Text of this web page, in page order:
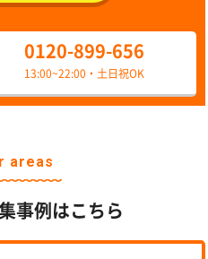
0120-899-656
13:00~22:00・土日祝OK
areas
事例はこちら